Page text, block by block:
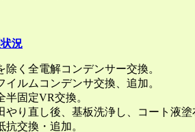
況
除く全電解コンデンサー交換。
イルムコンデンサ交換、追加。
半固定VR交換。
やり直し後、基板洗浄し、コート液塗
抗交換・追加。